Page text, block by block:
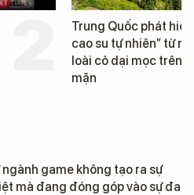
Loạt dự án bất
Đà Nẵng sắp bị
ngành game không tạo ra sự
mà đang đóng góp vào sự đa